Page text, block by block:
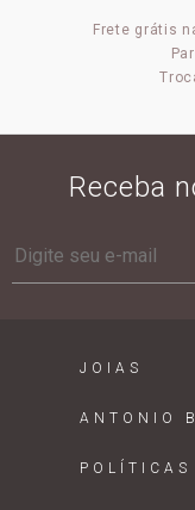
Frete grátis
Receba
JOIAS
ANTONIO
POLÍTICAS